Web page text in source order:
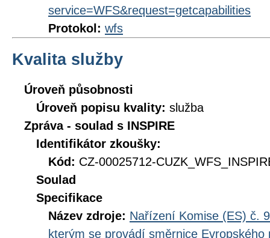
service=WFS&request=getcapabilities
Protokol: wfs
Kvalita služby
Úroveň působnosti
Úroveň popisu kvality: služba
Zpráva - soulad s INSPIRE
Identifikátor zkoušky:
Kód: CZ-00025712-
Soulad
Specifikace
Název zdroje: Nařízení Komise (ES) č.
kterým se provádí směrnice